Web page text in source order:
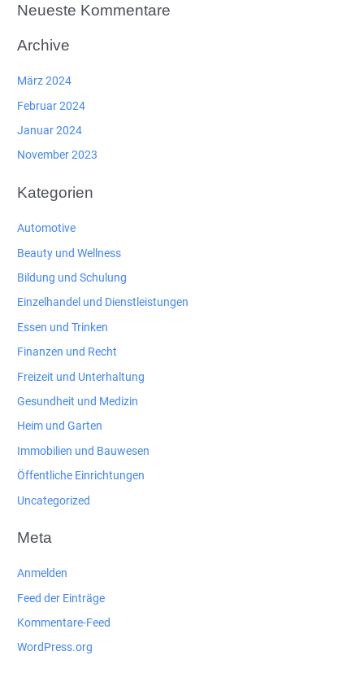
Neueste Kommentare
Archive
März 2024
Februar 2024
Januar 2024
November 2023
Kategorien
Automotive
Beauty und Wellness
Bildung und Schulung
Einzelhandel und Dienstleistungen
Essen und Trinken
Finanzen und Recht
Freizeit und Unterhaltung
Gesundheit und Medizin
Heim und Garten
Immobilien und Bauwesen
Öffentliche Einrichtungen
Uncategorized
Meta
Anmelden
Feed der Einträge
Kommentare-Feed
WordPress.org